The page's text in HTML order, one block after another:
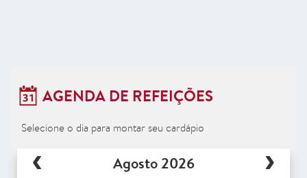
AGENDA DE REFEIÇÕES
Selecione o dia para montar seu cardápio
Agosto 2026